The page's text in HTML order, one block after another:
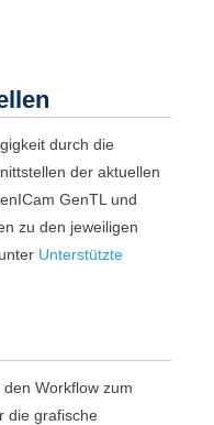
durch die
der aktuellen
GenTL und
zu den jeweiligen
Unterstützte
Workflow zum
die grafische